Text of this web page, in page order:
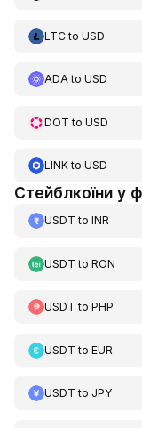
LTCto USD
ADAto USD
DOT to USD
LINKto USD
Стейблкоїни у
USDT to INR
USDT to RON
USDT to PHP
USDT to EUR
USDT to JPY